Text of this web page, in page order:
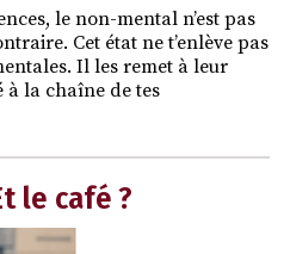
le non-mental n’est pas
Cet état ne t’enlève pas
Il les remet à leur
à la chaîne de tes
le café ?